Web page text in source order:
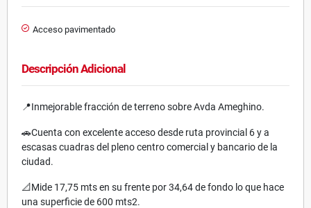
Acceso pavimentado
Descripción Adicional
📍Inmejorable fracción de terreno sobre Avda Ameghino.
🚗Cuenta con excelente acceso desde ruta provincial 6 y a
escasas cuadras del pleno centro comercial y bancario de la
ciudad.
📐Mide 17,75 mts en su frente por 34,64 de fondo lo que hace
una superficie de 600 mts2.